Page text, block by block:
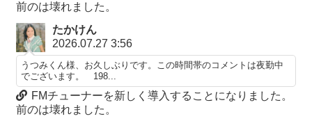
前のは壊れました。
たかけん
2026.07.27 3:56
うつみくん様、お久しぶりです。この時間帯のコメントは夜勤中
でございます。 198...
FMチューナーを新しく導入することになりました。
前のは壊れました。